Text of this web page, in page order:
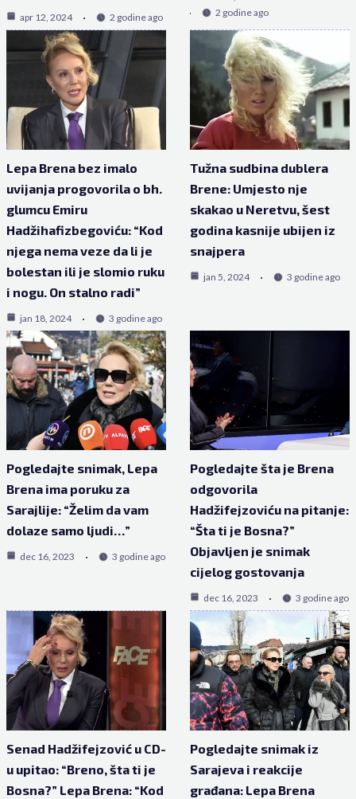
apr 12, 2024 2 godine ago
2 godine ago
Lepa Brena bez imalo
uvijanja progovorila o bh.
glumcu Emiru
Hadžihafizbegoviću: “Kod
njega nema veze da li je
bolestan ili je slomio ruku
i nogu. On stalno radi”
jan 18, 2024 3 godine ago
Tužna sudbina dublera
Brene: Umjesto nje
skakao u Neretvu, šest
godina kasnije ubijen iz
snajpera
jan 5, 2024 3 godine ago
Pogledajte snimak, Lepa
Brena ima poruku za
Sarajlije: “Želim da vam
dolaze samo ljudi…”
dec 16, 2023 3 godine ago
Pogledajte šta je Brena
odgovorila
Hadžifejzoviću na pitanje:
“Šta ti je Bosna?”
Objavljen je snimak
cijelog gostovanja
dec 16, 2023 3 godine ago
Senad Hadžifejzović u CD-
u upitao: “Breno, šta ti je
Bosna?” Lepa Brena: “Kod
Pogledajte snimak iz
Sarajeva i reakcije
građana: Lepa Brena